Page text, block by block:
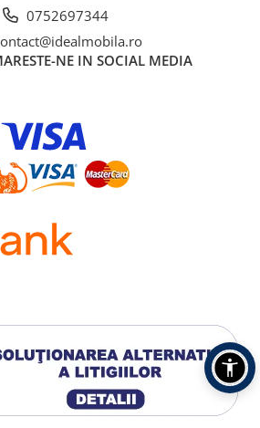
0752697344
NE IN SOCIAL MEDIA